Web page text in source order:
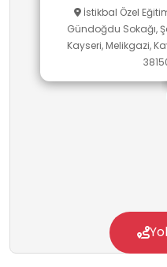
öğrencilerinin
Sakarya
nedeniyle okul mezun
tarihsel olay, şair
kayıtlarının
mirasını ve millî
öğrenmelerine
farkındalık, aidiyet
İstikbal Özel
Gündoğdu Sokağı,
Kayseri, Melikgazi,